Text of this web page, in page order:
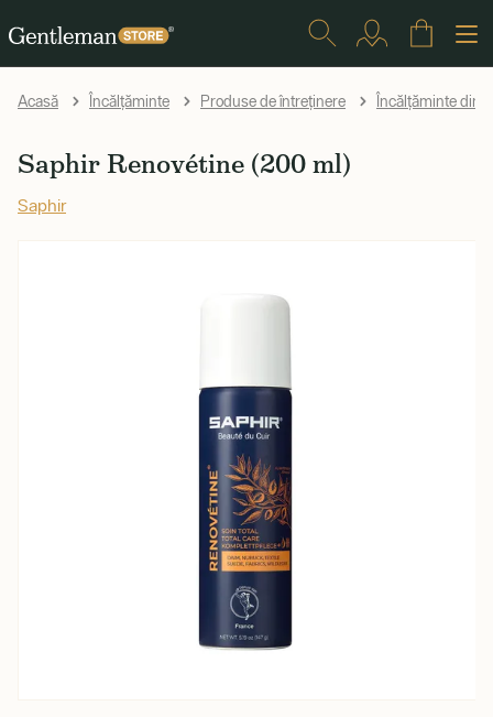
Acasă Încălțăminte Produse de întreținere Încălțăminte din
Saphir Renovétine (200 ml)
Saphir